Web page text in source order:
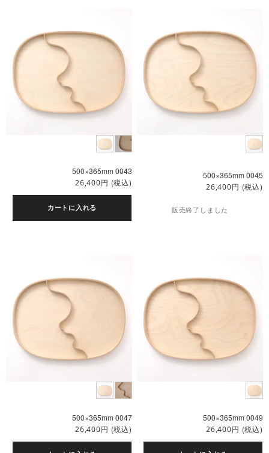
500×365mm 0043
26,400円 (税込)
カートに入れる
500×365mm 0045
26,400円 (税込)
販売終了しました
500×365mm 0047
26,400円 (税込)
500×365mm 0049
26,400円 (税込)